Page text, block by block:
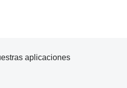
aplicaciones